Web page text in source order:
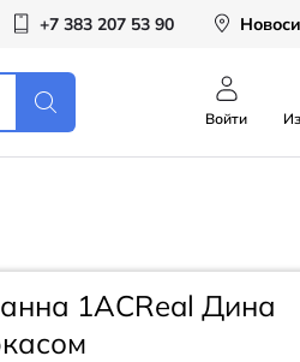
+7 383 207 53 90
Войти
1ACReal Дина